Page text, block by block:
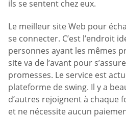
ils se sentent chez eux.
Le meilleur site Web pour
se connecter. C’est l’endroit
personnes ayant les mêmes
site va de l’avant pour
promesses. Le service est
plateforme de swing. Il y a
d’autres rejoignent à chaque
et ne nécessite aucun